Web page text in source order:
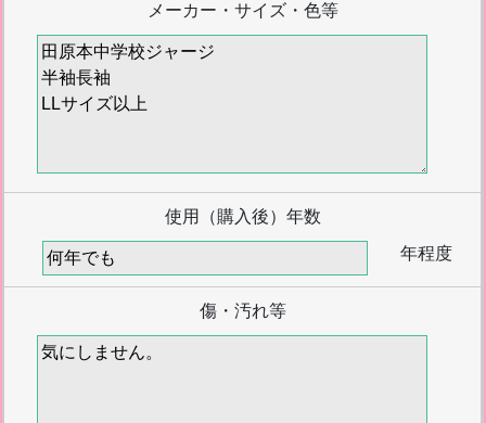
メーカー・サイズ・色等
使用（購入後）年数
年程度
傷・汚れ等